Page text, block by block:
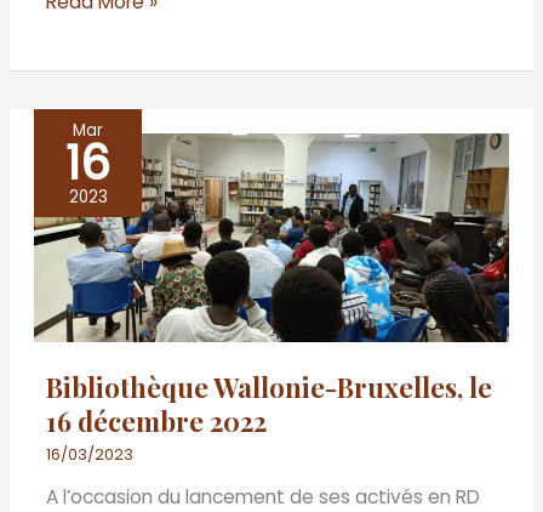
Mar
16
2023
Bibliothèque Wallonie-Bruxelles, le
16 décembre 2022
16/03/2023
A l’occasion du lancement de ses activés en RD
Bibliothèque
Wallonie-
Bruxelles,
décembre